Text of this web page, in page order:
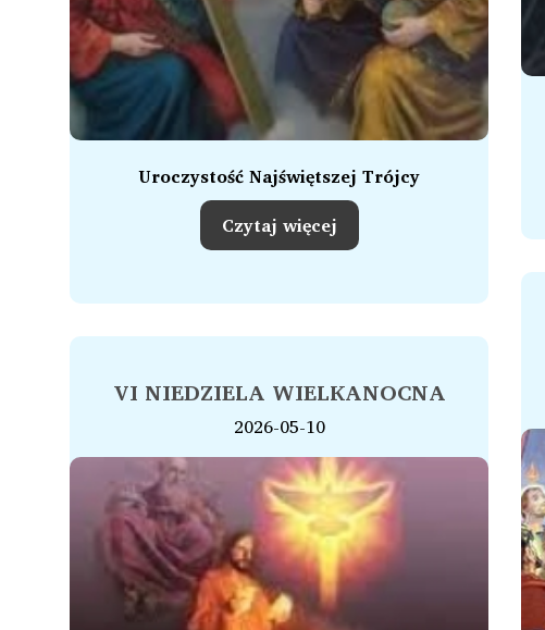
Uroczystość Najświętszej Trójcy
Czytaj więcej
VI NIEDZIELA WIELKANOCNA
2026-05-10